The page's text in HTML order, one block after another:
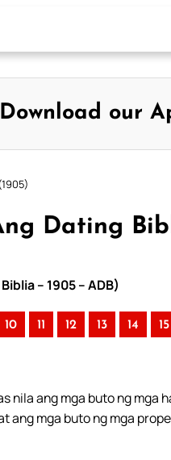
Download our
Dating
– 1905 – ADB)
10 11 12 13 14 15
nila ang mga buto ng mga
ang mga buto ng mga